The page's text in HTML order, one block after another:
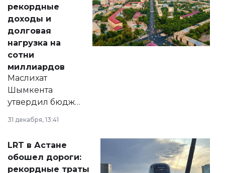
рекордные
доходы и
долговая
нагрузка на
сотни
миллиардов
Маслихат
Шымкента
утвердил бюджет
города на 2026–
2028 годы.
документ
появился в базе
31 декабря, 13:41
LRT в Астане
обошел дороги:
рекордные траты